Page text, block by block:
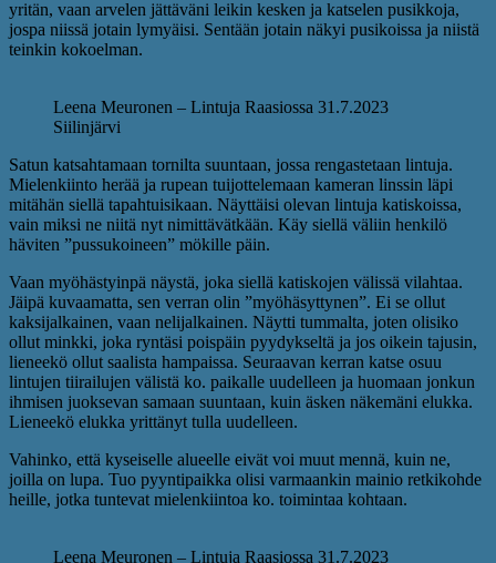
yritän, vaan arvelen jättäväni leikin kesken ja katselen pusikkoja,
jospa niissä jotain lymyäisi. Sentään jotain näkyi pusikoissa ja niistä
teinkin kokoelman.
Leena Meuronen – Lintuja Raasiossa 31.7.2023
Siilinjärvi
Satun katsahtamaan tornilta suuntaan, jossa rengastetaan lintuja.
Mielenkiinto herää ja rupean tuijottelemaan kameran linssin läpi
mitähän siellä tapahtuisikaan. Näyttäisi olevan lintuja katiskoissa,
vain miksi ne niitä nyt nimittävätkään. Käy siellä väliin henkilö
häviten ”pussukoineen” mökille päin.
Vaan myöhästyinpä näystä, joka siellä katiskojen välissä vilahtaa.
Jäipä kuvaamatta, sen verran olin ”myöhäsyttynen”. Ei se ollut
kaksijalkainen, vaan nelijalkainen. Näytti tummalta, joten olisiko
ollut minkki, joka ryntäsi poispäin pyydykseltä ja jos oikein tajusin,
lieneekö ollut saalista hampaissa. Seuraavan kerran katse osuu
lintujen tiirailujen välistä ko. paikalle uudelleen ja huomaan jonkun
ihmisen juoksevan samaan suuntaan, kuin äsken näkemäni elukka.
Lieneekö elukka yrittänyt tulla uudelleen.
Vahinko, että kyseiselle alueelle eivät voi muut mennä, kuin ne,
joilla on lupa. Tuo pyyntipaikka olisi varmaankin mainio retkikohde
heille, jotka tuntevat mielenkiintoa ko. toimintaa kohtaan.
Leena Meuronen – Lintuja Raasiossa 31.7.2023